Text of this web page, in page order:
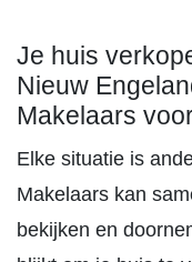
Je huis
Nieuw
Makelaars
Elke situatie is
Makelaars kan
bekijken en